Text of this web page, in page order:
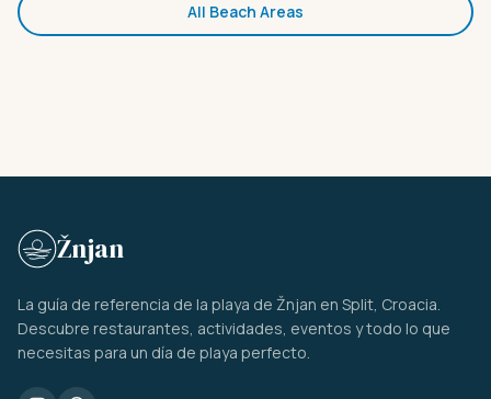
All Beach Areas
Žnjan
La guía de referencia de la playa de Žnjan en Split, Croacia.
Descubre restaurantes, actividades, eventos y todo lo que
necesitas para un día de playa perfecto.